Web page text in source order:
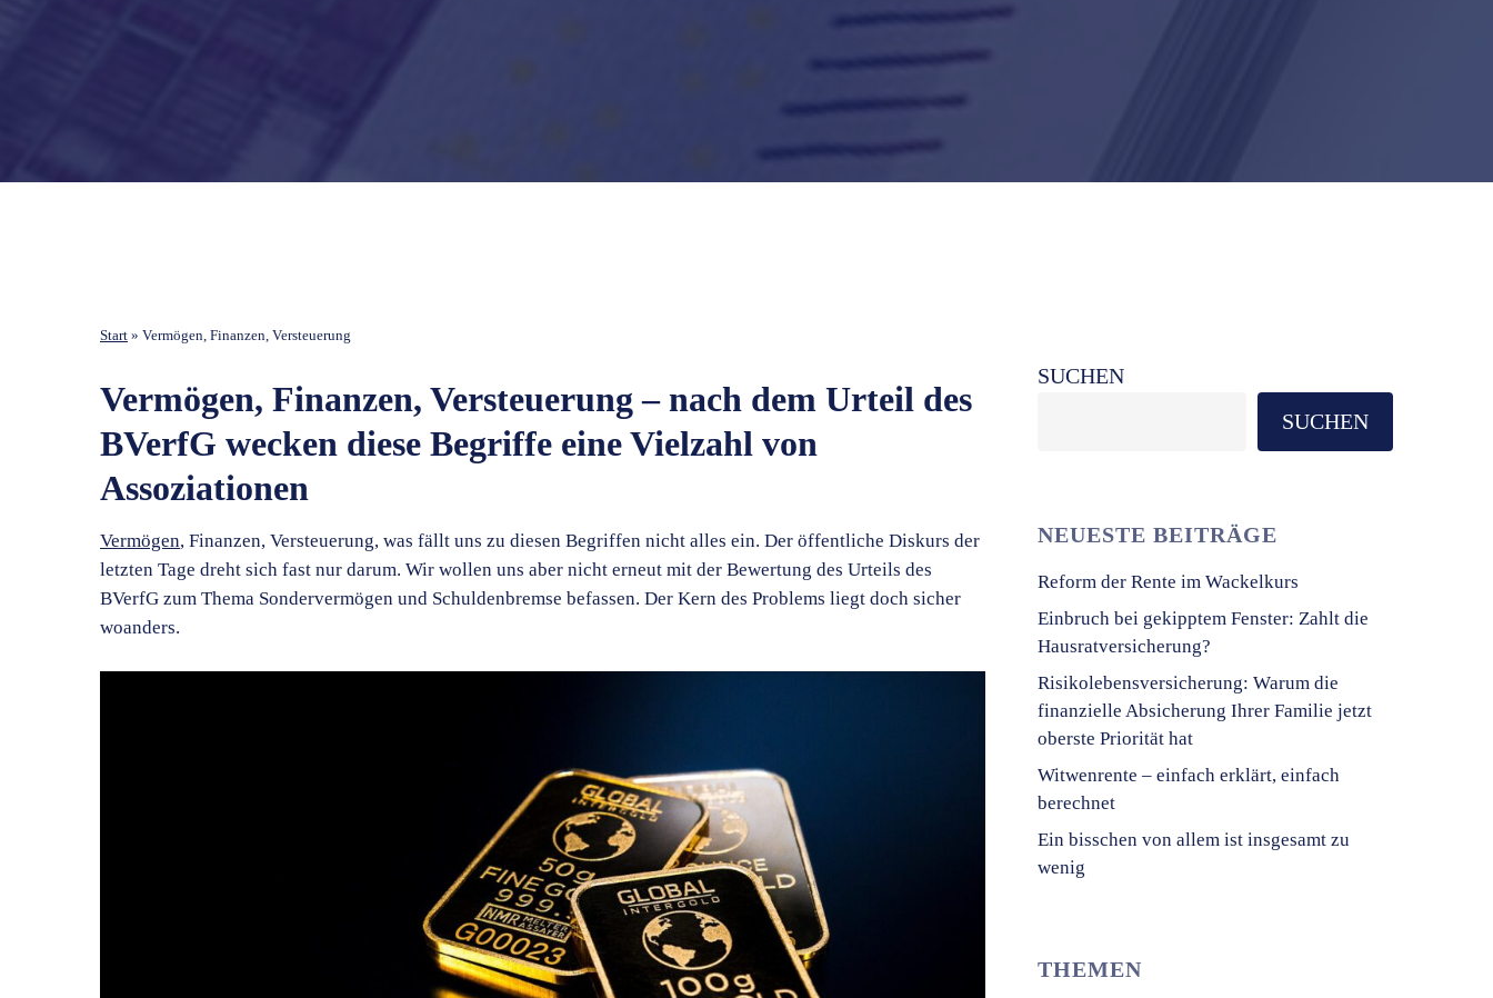
Start » Vermögen, Finanzen, Versteuerung
Vermögen, Finanzen, Versteuerung – nach dem Urteil des
BVerfG wecken diese Begriffe eine Vielzahl von
Assoziationen
Vermögen, Finanzen, Versteuerung, was fällt uns zu diesen Begriffen nicht alles ein. Der öffentliche Diskurs der
letzten Tage dreht sich fast nur darum. Wir wollen uns aber nicht erneut mit der Bewertung des Urteils des
BVerfG zum Thema Sondervermögen und Schuldenbremse befassen. Der Kern des Problems liegt doch sicher
woanders.
SUCHEN
SUCHEN
NEUESTE BEITRÄGE
Reform der Rente im Wackelkurs
Einbruch bei gekipptem Fenster: Zahlt die
Hausratversicherung?
Risikolebensversicherung: Warum die
finanzielle Absicherung Ihrer Familie jetzt
oberste Priorität hat
Witwenrente – einfach erklärt, einfach
berechnet
Ein bisschen von allem ist insgesamt zu
wenig
THEMEN